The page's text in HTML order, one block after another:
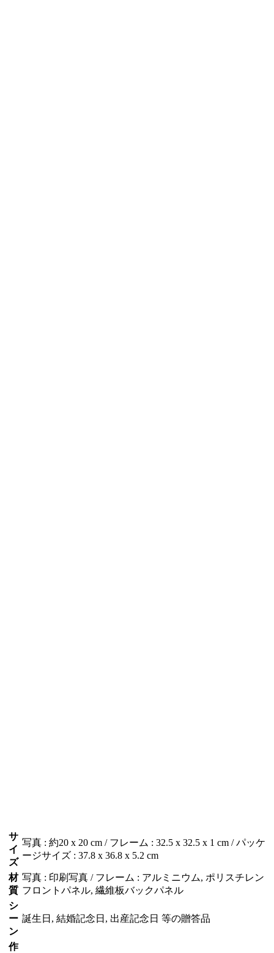
サ
イ
ズ
写真 : 約20 x 20 cm / フレーム : 32.5 x 32.5 x 1 cm / パッケ
ージサイズ : 37.8 x 36.8 x 5.2 cm
材
質
写真 : 印刷写真 / フレーム : アルミニウム, ポリスチレン
フロントパネル, 繊維板バックパネル
シ
ー
ン
誕生日, 結婚記念日, 出産記念日 等の贈答品
作